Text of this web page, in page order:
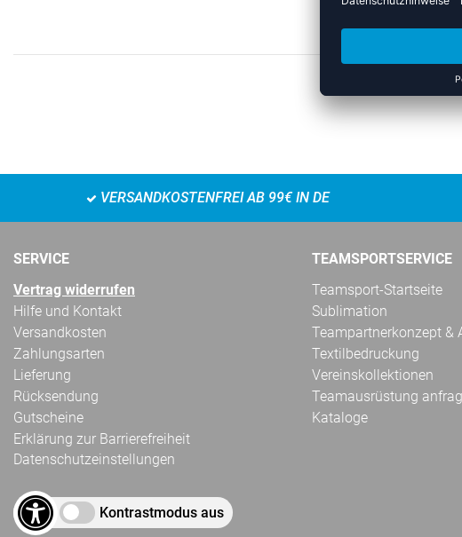
VERSANDKOSTENFREI AB 99€ IN DE
SERVICE
Vertrag widerrufen
Hilfe und Kontakt
Versandkosten
Zahlungsarten
Lieferung
Rücksendung
Gutscheine
Erklärung zur Barrierefreiheit
Datenschutzeinstellungen
Kontrastmodus aus
TEAMSPORTSERVICE
Teamsport-Startseite
Sublimation
Teampartnerkonzept &
Textilbedruckung
Vereinskollektionen
Teamausrüstung
Kataloge